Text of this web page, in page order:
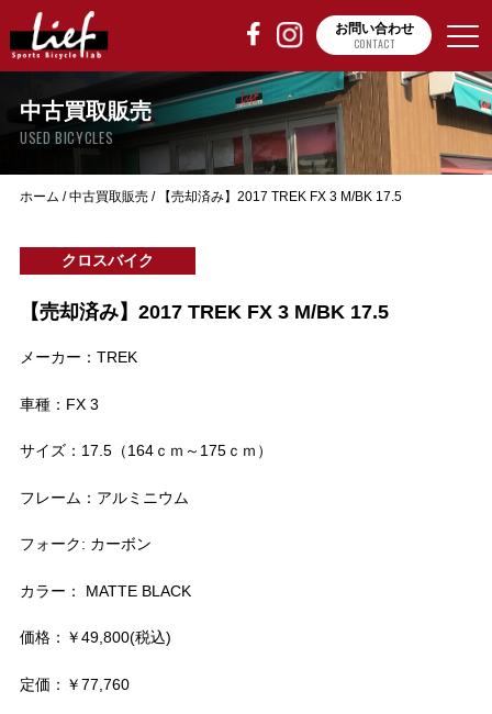
お問い合わせ
CONTACT
中古買取販売
USED BICYCLES
ホーム /中古買取販売/ 【売却済み】2017 TREK FX 3 M/BK 17.5
クロスバイク
【売却済み】2017 TREK FX 3 M/BK 17.5
メーカー：TREK
車種：FX 3
サイズ：17.5（164ｃｍ～175ｃｍ）
フレーム：アルミニウム
フォーク: カーボン
カラー： MATTE BLACK
価格：￥49,800(税込)
定価：￥77,760